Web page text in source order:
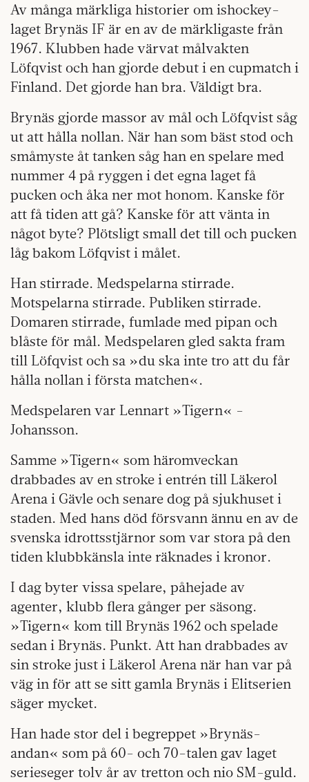
Av många märkliga historier om ishockey­
laget Brynäs IF är en av de märkligaste från
1967. Klubben hade värvat målvakten
Löfqvist och han gjorde debut i en cupmatch i
Finland. Det gjorde han bra. Väldigt bra.
Brynäs gjorde massor av mål och Löfqvist såg
ut att hålla nollan. När han som bäst stod och
småmyste åt tanken såg han en spelare med
nummer 4 på ryggen i det egna laget få
pucken och åka ner mot honom. Kanske för
att få tiden att gå? Kanske för att vänta in
något byte? Plötsligt small det till och pucken
låg bakom Löfqvist i målet.
Han stirrade. Medspelarna stirrade.
Motspelarna stirrade. Publiken stirrade.
Domaren stirrade, fumlade med pipan och
blåste för mål. Medspelaren gled sakta fram
till Löfqvist och sa »du ska inte tro att du får
hålla nollan i första matchen«.
Medspelaren var Lennart »Tigern« ­
Johansson.
Samme »Tigern« som häromveckan
drabbades av en stroke i entrén till Läkerol
Arena i Gävle och senare dog på sjuk­huset i
staden. Med hans död försvann ännu en av de
svenska idrottsstjärnor som var stora på den
tiden klubbkänsla inte räknades i kronor.
I dag byter vissa spelare, påhejade av
agenter, klubb flera gånger per säsong.
»Tigern« kom till Brynäs 1962 och spelade
sedan i Brynäs. Punkt. Att han drabbades av
sin stroke just i Läkerol Arena när han var på
väg in för att se sitt gamla Brynäs i Elitserien
säger mycket.
Han hade stor del i begreppet »Brynäs­
andan« som på 60- och 70-talen gav laget
serieseger tolv år av tretton och nio SM-guld.